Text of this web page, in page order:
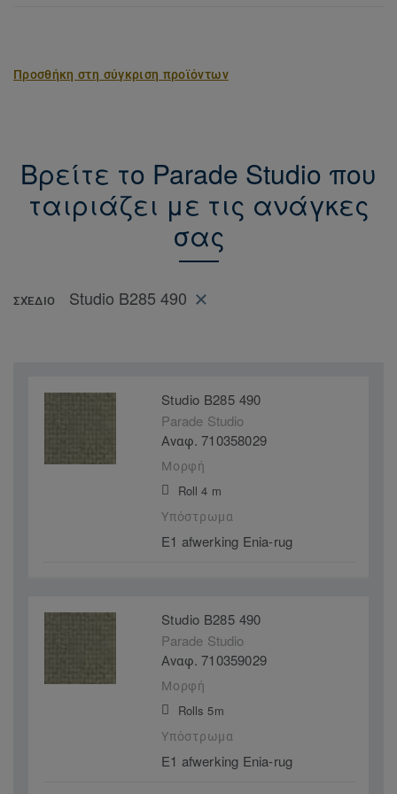
Προσθήκη στη σύγκριση προϊόντων
Βρείτε το Parade Studio που
ταιριάζει με τις ανάγκες
σας
ΣΧΈΔΙΟ Studio B285 490
Studio B285 490
Parade Studio
Αναφ. 710358029
Μορφή
Roll 4 m
Υπόστρωμα
E1 afwerking Enia-rug
Studio B285 490
Parade Studio
Αναφ. 710359029
Μορφή
Rolls 5m
Υπόστρωμα
E1 afwerking Enia-rug